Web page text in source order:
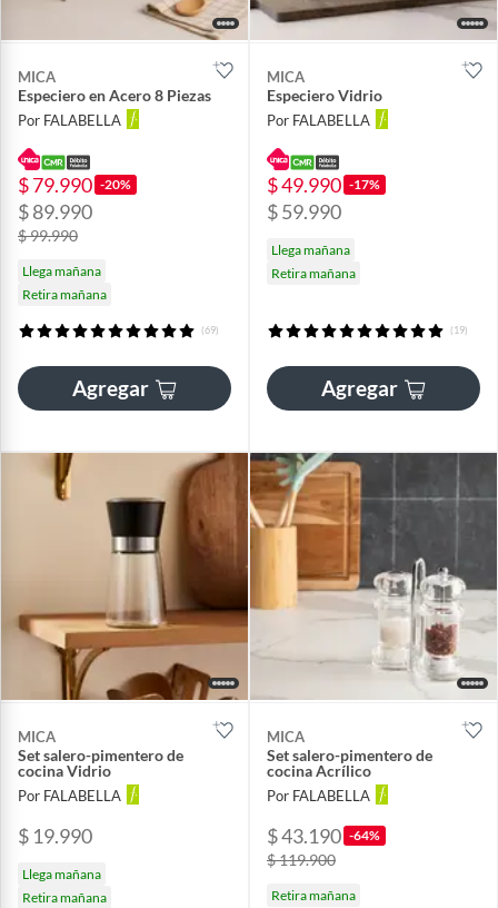
MICA
Especiero en Acero 8 Piezas
Por FALABELLA
$ 79.990 -20%
$ 89.990
$ 99.990
Llega mañana
Retira mañana
(69)
Agregar
MICA
Especiero Vidrio
Por FALABELLA
$ 49.990 -17%
$ 59.990
Llega mañana
Retira mañana
(19)
Agregar
MICA
Set salero-pimentero de
cocina Vidrio
Por FALABELLA
$ 19.990
Llega mañana
Retira mañana
MICA
Set salero-pimentero de
cocina Acrílico
Por FALABELLA
$ 43.190 -64%
$ 119.900
Retira mañana